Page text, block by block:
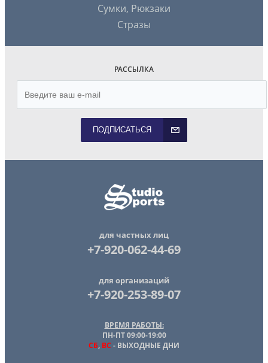
Сумки, Рюкзаки
Стразы
РАССЫЛКА
ПОДПИСАТЬСЯ
для частных лиц
+7-920-062-44-69
для организаций
+7-920-253-89-07
ВРЕМЯ РАБОТЫ:
ПН-ПТ 09:00-19:00
СБ, ВС - ВЫХОДНЫЕ ДНИ